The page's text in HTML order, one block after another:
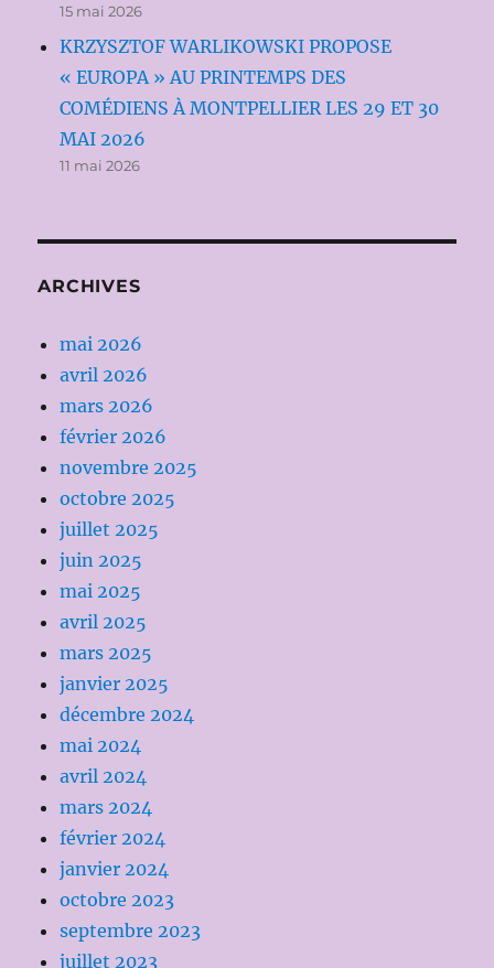
15 mai 2026
KRZYSZTOF WARLIKOWSKI PROPOSE
« EUROPA » AU PRINTEMPS DES
COMÉDIENS À MONTPELLIER LES 29 ET 30
MAI 2026
11 mai 2026
ARCHIVES
mai 2026
avril 2026
mars 2026
février 2026
novembre 2025
octobre 2025
juillet 2025
juin 2025
mai 2025
avril 2025
mars 2025
janvier 2025
décembre 2024
mai 2024
avril 2024
mars 2024
février 2024
janvier 2024
octobre 2023
septembre 2023
juillet 2023